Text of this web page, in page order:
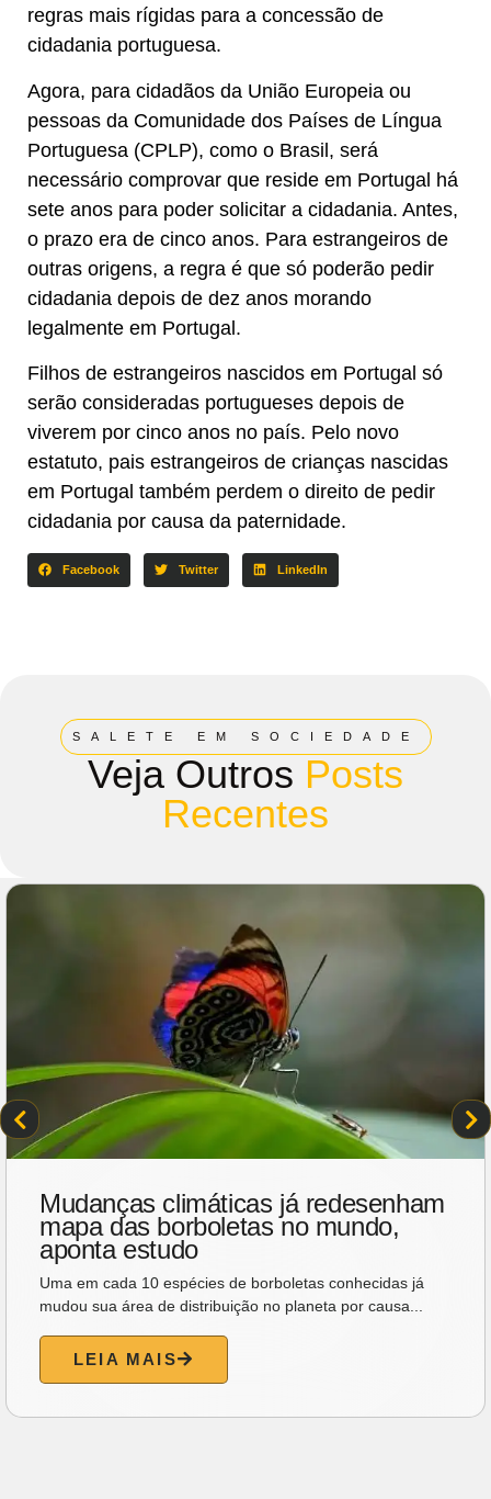
regras mais rígidas para a concessão de
cidadania portuguesa.
Agora, para cidadãos da União Europeia ou
pessoas da Comunidade dos Países de Língua
Portuguesa (CPLP), como o Brasil, será
necessário comprovar que reside em Portugal há
sete anos para poder solicitar a cidadania. Antes,
o prazo era de cinco anos. Para estrangeiros de
outras origens, a regra é que só poderão pedir
cidadania depois de dez anos morando
legalmente em Portugal.
Filhos de estrangeiros nascidos em Portugal só
serão consideradas portugueses depois de
viverem por cinco anos no país. Pelo novo
estatuto, pais estrangeiros de crianças nascidas
em Portugal também perdem o direito de pedir
cidadania por causa da paternidade.
Facebook Twitter LinkedIn
SALETE EM SOCIEDADE
Veja Outros Posts
Recentes
Mudanças climáticas já redesenham
mapa das borboletas no mundo,
aponta estudo
Uma em cada 10 espécies de borboletas conhecidas já
mudou sua área de distribuição no planeta por causa...
LEIA MAIS